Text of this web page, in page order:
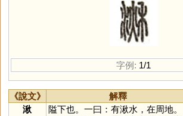
字例: 1/1
《說文》 解釋
湫
隘下也。一曰：有湫水，在周地。